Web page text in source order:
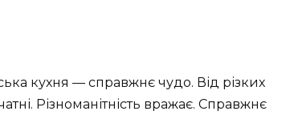
кухня — справжнє чудо. Від різких
Різноманітність вражає. Справжнє